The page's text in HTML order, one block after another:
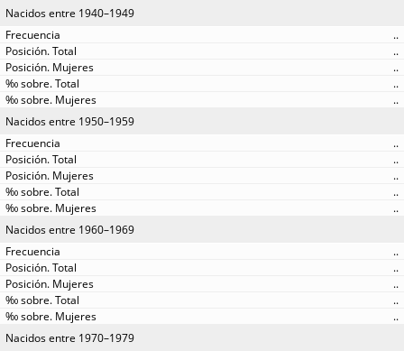
Nacidos entre 1940–1949
..
..
..
..
..
Nacidos entre 1950–1959
..
..
..
..
..
Nacidos entre 1960–1969
..
..
..
..
..
Nacidos entre 1970–1979